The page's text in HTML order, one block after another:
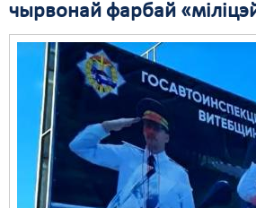
чырвонай фарбай
Грамадзянскія ініцыятывы
Дзяржава
Дыскрымінацыя
Затрыманьні
Карная псыхіятрыя
КПЧ ААН
RSS